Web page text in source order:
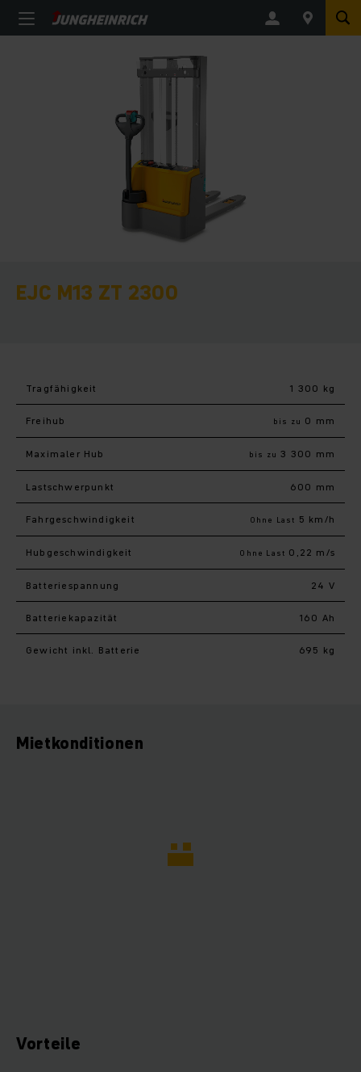
EJC M13 ZT 2300
Tragfähigkeit 1 300 kg
Freihub bis zu 0 mm
Maximaler Hub bis zu 3 300 mm
Last­schwerpunkt 600 mm
Fahr­geschwindigkeit Ohne Last 5 km/h
Hub­geschwindigkeit Ohne Last 0,22 m/s
Batteriespannung 24 V
Batteriekapazität 160 Ah
Gewicht inkl. Batterie 695 kg
Mietkonditionen
Vorteile